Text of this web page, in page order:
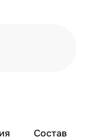
Состав